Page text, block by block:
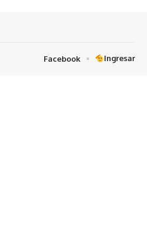
Facebook Ingresar